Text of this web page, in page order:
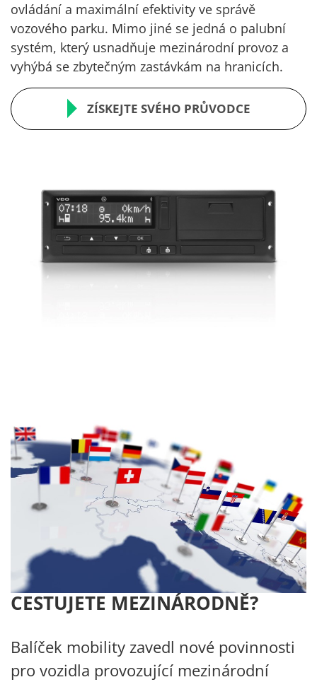
ovládání a maximální efektivity ve správě
vozového parku. Mimo jiné se jedná o palubní
systém, který usnadňuje mezinárodní provoz a
vyhýbá se zbytečným zastávkám na hranicích.
ZÍSKEJTE SVÉHO PRŮVODCE
CESTUJETE MEZINÁRODNĚ?
Balíček mobility zavedl nové povinnosti
pro vozidla provozující mezinárodní